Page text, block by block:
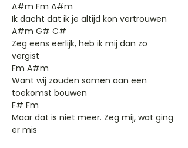
A#m Fm A#m
Ik dacht dat ik je altijd kon vertrouwen
A#m G# C#
Zeg eens eerlijk, heb ik mij dan zo
vergist
Fm A#m
Want wij zouden samen aan een
toekomst bouwen
F# Fm
Maar dat is niet meer. Zeg mij, wat ging
er mis